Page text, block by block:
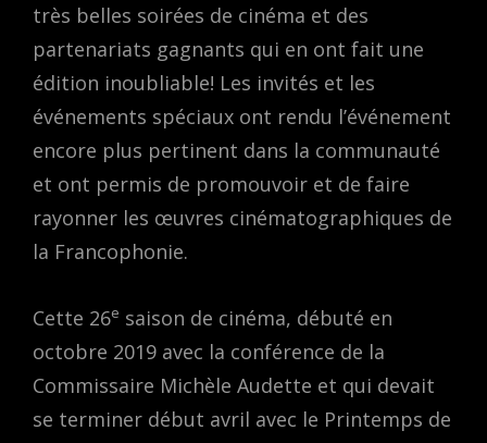
très belles soirées de cinéma et des
partenariats gagnants qui en ont fait une
édition inoubliable! Les invités et les
événements spéciaux ont rendu l’événement
encore plus pertinent dans la communauté
et ont permis de promouvoir et de faire
rayonner les œuvres cinématographiques de
la Francophonie.
Cette 26e saison de cinéma, débuté en
octobre 2019 avec la conférence de la
Commissaire Michèle Audette et qui devait
se terminer début avril avec le Printemps de